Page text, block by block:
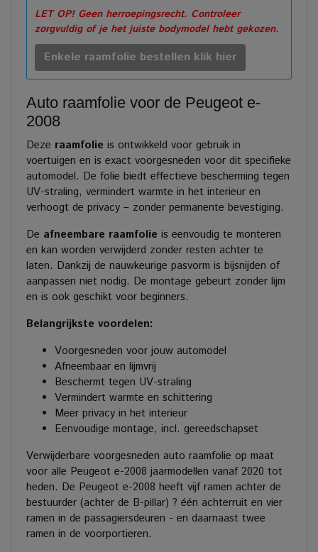
LET OP! Geen herroepingsrecht. Controleer
zorgvuldig of je het juiste bodymodel hebt gekozen.
Enkele raamfolie bestellen klik hier
Auto raamfolie voor de Peugeot e-
2008
Deze raamfolie is ontwikkeld voor gebruik in
voertuigen en is exact voorgesneden voor dit specifieke
automodel. De folie biedt effectieve bescherming tegen
UV-straling, vermindert warmte in het interieur en
verhoogt de privacy – zonder permanente bevestiging.
De afneembare raamfolie is eenvoudig te monteren
en kan worden verwijderd zonder resten achter te
laten. Dankzij de nauwkeurige pasvorm is bijsnijden of
aanpassen niet nodig. De montage gebeurt zonder lijm
en is ook geschikt voor beginners.
Belangrijkste voordelen:
Voorgesneden voor jouw automodel
Afneembaar en lijmvrij
Beschermt tegen UV-straling
Vermindert warmte en schittering
Meer privacy in het interieur
Eenvoudige montage, incl. gereedschapset
Verwijderbare voorgesneden auto raamfolie op maat
voor alle Peugeot e-2008 jaarmodellen vanaf 2020 tot
heden. De Peugeot e-2008 heeft vijf ramen achter de
bestuurder (achter de B-pillar) ? één achterruit en vier
ramen in de passagiersdeuren - en daarnaast twee
ramen in de voorportieren.